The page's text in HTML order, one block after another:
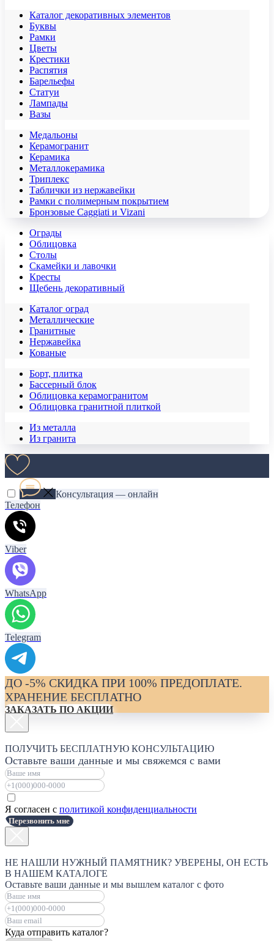
Каталог декоративных элементов
Буквы
Рамки
Цветы
Крестики
Распятия
Барельефы
Статуи
Лампады
Вазы
Медальоны
Керамогранит
Керамика
Металлокерамика
Триплекс
Таблички из нержавейки
Рамки с полимерным покрытием
Бронзовые Caggiati и Vizani
Ограды
Облицовка
Столы
Скамейки и лавочки
Кресты
Щебень декоративный
Каталог оград
Металлические
Гранитные
Нержавейка
Кованые
Борт, плитка
Бассерный блок
Облицовка керамогранитом
Облицовка гранитной плиткой
Из металла
Из гранита
Консультация — онлайн
Телефон
Viber
WhatsApp
Telegram
ДО -5% СКИДКА ПРИ 100% ПРЕДОПЛАТЕ.
ХРАНЕНИЕ БЕСПЛАТНО
ЗАКАЗАТЬ ПО АКЦИИ
ПОЛУЧИТЬ БЕСПЛАТНУЮ КОНСУЛЬТАЦИЮ
Оставьте ваши данные и мы свяжемся с вами
Я согласен с политикой конфиденциальности
Перезвонить мне
НЕ НАШЛИ НУЖНЫЙ ПАМЯТНИК? УВЕРЕНЫ, ОН ЕСТЬ
В НАШЕМ КАТАЛОГЕ
Оставьте ваши данные и мы вышлем каталог с фото
Куда отправить каталог?